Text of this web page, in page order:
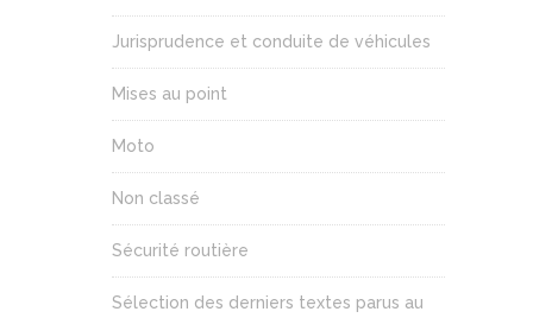
Jurisprudence et conduite de véhicules
Mises au point
Moto
Non classé
Sécurité routière
Sélection des derniers textes parus au